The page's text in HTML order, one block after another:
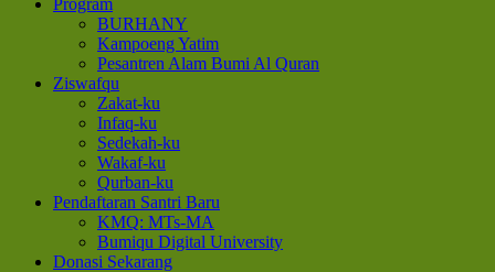
Program
BURHANY
Kampoeng Yatim
Pesantren Alam Bumi Al Quran
Ziswafqu
Zakat-ku
Infaq-ku
Sedekah-ku
Wakaf-ku
Qurban-ku
Pendaftaran Santri Baru
KMQ: MTs-MA
Bumiqu Digital University
Donasi Sekarang